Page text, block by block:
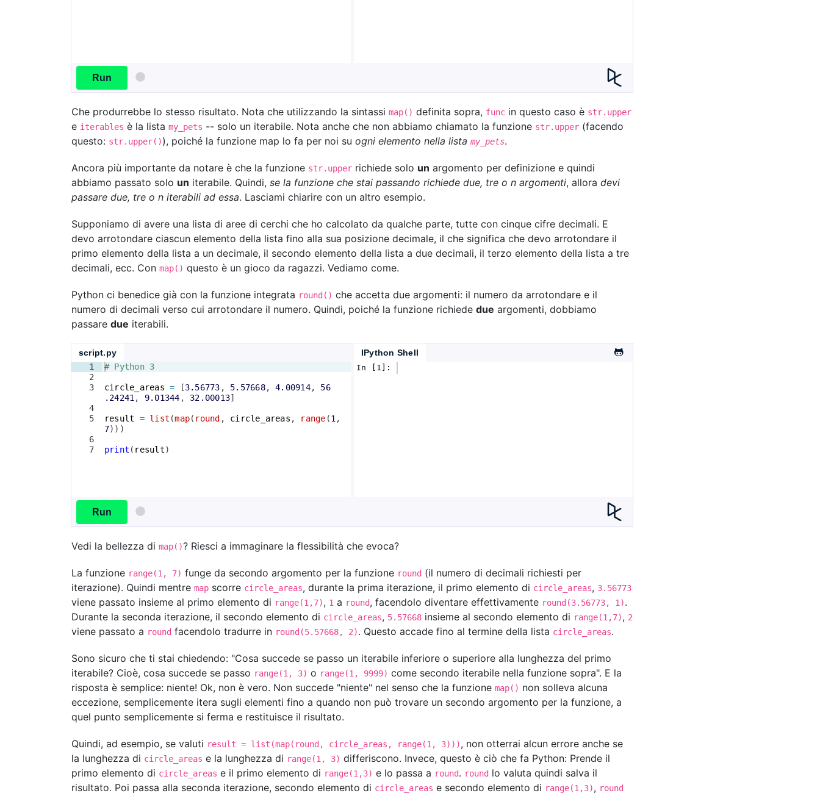
Run
Che produrrebbe lo stesso risultato. Nota che utilizzando la sintassi map() definita sopra, func in questo caso è str.upper
e iterables è la lista my_pets -- solo un iterabile. Nota anche che non abbiamo chiamato la funzione str.upper (facendo
questo: str.upper()), poiché la funzione map lo fa per noi su ogni elemento nella lista my_pets.
Ancora più importante da notare è che la funzione str.upper richiede solo un argomento per definizione e quindi
abbiamo passato solo un iterabile. Quindi, se la funzione che stai passando richiede due, tre o n argomenti, allora devi
passare due, tre o n iterabili ad essa. Lasciami chiarire con un altro esempio.
Supponiamo di avere una lista di aree di cerchi che ho calcolato da qualche parte, tutte con cinque cifre decimali. E
devo arrotondare ciascun elemento della lista fino alla sua posizione decimale, il che significa che devo arrotondare il
primo elemento della lista a un decimale, il secondo elemento della lista a due decimali, il terzo elemento della lista a tre
decimali, ecc. Con map() questo è un gioco da ragazzi. Vediamo come.
Python ci benedice già con la funzione integrata round() che accetta due argomenti: il numero da arrotondare e il
numero di decimali verso cui arrotondare il numero. Quindi, poiché la funzione richiede due argomenti, dobbiamo
passare due iterabili.
script.py
1
2
3
4
5
6
7
# Python 3
circle_areas = [3.56773 , 5.57668, 4.00914, 56
.24241 , 9.01344 , 32.00013]
result = list (map( round , circle_areas , range (1 ,
7)))
print ( result)
IPython Shell
In [1]:
Run
Vedi la bellezza di map()? Riesci a immaginare la flessibilità che evoca?
La funzione range(1, 7) funge da secondo argomento per la funzione round (il numero di decimali richiesti per
iterazione). Quindi mentre map scorre circle_areas, durante la prima iterazione, il primo elemento di circle_areas, 3.56773
viene passato insieme al primo elemento di range(1,7), 1 a round, facendolo diventare effettivamente round(3.56773, 1).
Durante la seconda iterazione, il secondo elemento di circle_areas, 5.57668 insieme al secondo elemento di range(1,7), 2
viene passato a round facendolo tradurre in round(5.57668, 2). Questo accade fino al termine della lista circle_areas.
Sono sicuro che ti stai chiedendo: "Cosa succede se passo un iterabile inferiore o superiore alla lunghezza del primo
iterabile? Cioè, cosa succede se passo range(1, 3) o range(1, 9999) come secondo iterabile nella funzione sopra". E la
risposta è semplice: niente! Ok, non è vero. Non succede "niente" nel senso che la funzione map() non solleva alcuna
eccezione, semplicemente itera sugli elementi fino a quando non può trovare un secondo argomento per la funzione, a
quel punto semplicemente si ferma e restituisce il risultato.
Quindi, ad esempio, se valuti result = list(map(round, circle_areas, range(1, 3))), non otterrai alcun errore anche se
la lunghezza di circle_areas e la lunghezza di range(1, 3) differiscono. Invece, questo è ciò che fa Python: Prende il
primo elemento di circle_areas e il primo elemento di range(1,3) e lo passa a round. round lo valuta quindi salva il
risultato. Poi passa alla seconda iterazione, secondo elemento di circle_areas e secondo elemento di range(1,3), round